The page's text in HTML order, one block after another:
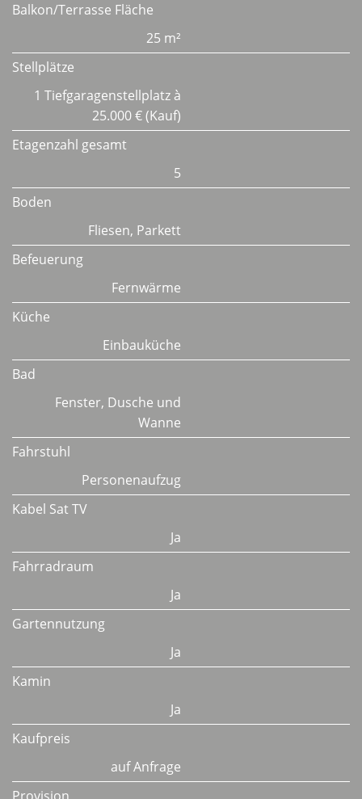
Balkon/Terrasse Fläche
25 m²
Stellplätze
1 Tiefgaragenstellplatz à
25.000 € (Kauf)
Etagenzahl gesamt
5
Boden
Fliesen, Parkett
Befeuerung
Fernwärme
Küche
Einbauküche
Bad
Fenster, Dusche und
Wanne
Fahrstuhl
Personenaufzug
Kabel Sat TV
Ja
Fahrradraum
Ja
Gartennutzung
Ja
Kamin
Ja
Kaufpreis
auf Anfrage